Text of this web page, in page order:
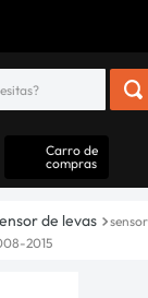
Carro de
compras
de levas
sensor
2015